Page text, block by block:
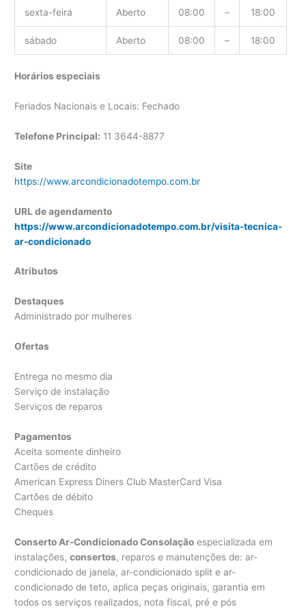
sexta-feira Aberto 08:00 – 18:00
sábado Aberto 08:00 – 18:00
Horários especiais
Feriados Nacionais e Locais: Fechado
Telefone Principal: 11 3644-8877
Site
https://www.arcondicionadotempo.com.br
URL de agendamento
https://www.arcondicionadotempo.com.br/visita-tecnica-
ar-condicionado
Atributos
Destaques
Administrado por mulheres
Ofertas
Entrega no mesmo dia
Serviço de instalação
Serviços de reparos
Pagamentos
Aceita somente dinheiro
Cartões de crédito
American Express Diners Club MasterCard Visa
Cartões de débito
Cheques
Conserto Ar-Condicionado Consolação especializada em
instalações,consertos, reparos e manutenções de: ar-
condicionado de janela, ar-condicionado split e ar-
condicionado de teto, aplica peças originais, garantia em
todos os serviços realizados, nota fiscal, pré e pós